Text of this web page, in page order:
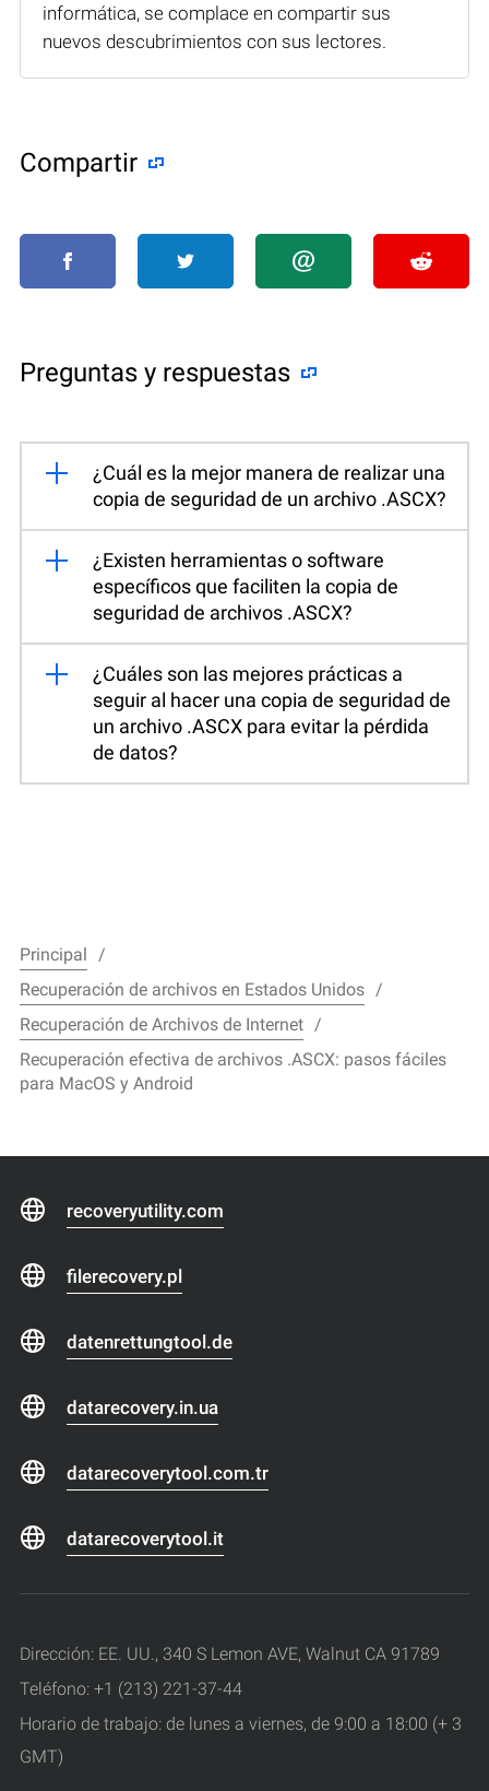
informática, se complace en compartir sus
nuevos descubrimientos con sus lectores.
Compartir
Preguntas y respuestas
¿Cuál es la mejor manera de realizar una
copia de seguridad de un archivo .ASCX?
¿Existen herramientas o software
específicos que faciliten la copia de
seguridad de archivos .ASCX?
¿Cuáles son las mejores prácticas a
seguir al hacer una copia de seguridad de
un archivo .ASCX para evitar la pérdida
de datos?
Principal
Recuperación de archivos en Estados Unidos
Recuperación de Archivos de Internet
Recuperación efectiva de archivos .ASCX: pasos fáciles
para MacOS y Android
recoveryutility.com
filerecovery.pl
datenrettungtool.de
datarecovery.in.ua
datarecoverytool.com.tr
datarecoverytool.it
Dirección: EE. UU., 340 S Lemon AVE, Walnut CA 91789
Teléfono: +1 (213) 221-37-44
Horario de trabajo: de lunes a viernes, de 9:00 a 18:00 (+ 3
GMT)